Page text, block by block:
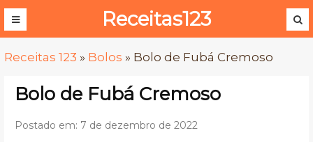
Receitas123
Receitas 123 » Bolos » Bolo de Fubá Cremoso
Bolo de Fubá Cremoso
Postado em: 7 de dezembro de 2022